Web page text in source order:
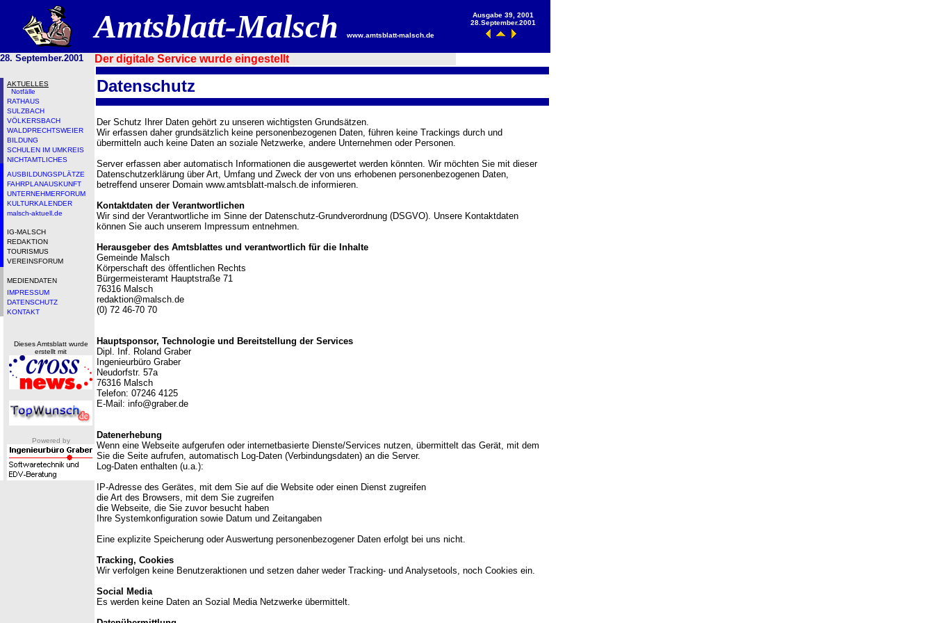
Amtsblatt-Malsch www.amtsblatt-malsch.de
Ausgabe 39, 2001
28.September.2001
28. September.2001 Der digitale Service wurde eingestellt
AKTUELLES
Notfälle
RATHAUS
SULZBACH
VÖLKERSBACH
WALDPRECHTSWEIER
BILDUNG
SCHULEN IM UMKREIS
NICHTAMTLICHES
AUSBILDUNGSPLÄTZE
FAHRPLANAUSKUNFT
UNTERNEHMERFORUM
KULTURKALENDER
malsch-aktuell.de
IG-MALSCH
REDAKTION
TOURISMUS
VEREINSFORUM
MEDIENDATEN
IMPRESSUM
DATENSCHUTZ
KONTAKT
Dieses Amtsblatt wurde
erstellt mit
Powered by
Datenschutz
Der Schutz Ihrer Daten gehört zu unseren wichtigsten Grundsätzen.
Wir erfassen daher grundsätzlich keine personenbezogenen Daten, führen keine Trackings durch und
übermitteln auch keine Daten an soziale Netzwerke, andere Unternehmen oder Personen.
Server erfassen aber automatisch Informationen die ausgewertet werden könnten. Wir möchten Sie mit dieser
Datenschutzerklärung über Art, Umfang und Zweck der von uns erhobenen personenbezogenen Daten,
betreffend unserer Domain www.amtsblatt-malsch.de informieren.
Kontaktdaten der Verantwortlichen
Wir sind der Verantwortliche im Sinne der Datenschutz-Grundverordnung (DSGVO). Unsere Kontaktdaten
können Sie auch unserem Impressum entnehmen.
Herausgeber des Amtsblattes und verantwortlich für die Inhalte
Gemeinde Malsch
Körperschaft des öffentlichen Rechts
Bürgermeisteramt Hauptstraße 71
76316 Malsch
redaktion@malsch.de
(0) 72 46-70 70
Hauptsponsor, Technologie und Bereitstellung der Services
Dipl. Inf. Roland Graber
Ingenieurbüro Graber
Neudorfstr. 57a
76316 Malsch
Telefon: 07246 4125
E-Mail: info@graber.de
Datenerhebung
Wenn eine Webseite aufgerufen oder internetbasierte Dienste/Services nutzen, übermittelt das Gerät, mit dem
Sie die Seite aufrufen, automatisch Log-Daten (Verbindungsdaten) an die Server.
Log-Daten enthalten (u.a.):
IP-Adresse des Gerätes, mit dem Sie auf die Website oder einen Dienst zugreifen
die Art des Browsers, mit dem Sie zugreifen
die Webseite, die Sie zuvor besucht haben
Ihre Systemkonfiguration sowie Datum und Zeitangaben
Eine explizite Speicherung oder Auswertung personenbezogener Daten erfolgt bei uns nicht.
Tracking, Cookies
Wir verfolgen keine Benutzeraktionen und setzen daher weder Tracking- und Analysetools, noch Cookies ein.
Social Media
Es werden keine Daten an Sozial Media Netzwerke übermittelt.